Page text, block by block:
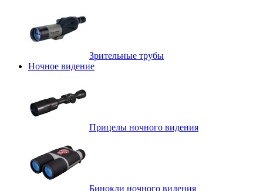
Зрительные трубы
Ночное видение
Прицелы ночного видения
Бинокли ночного видения